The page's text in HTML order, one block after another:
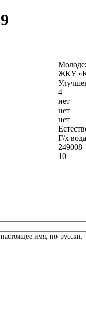
ЖКУ
4
нет
нет
нет
Г/х вода
249008
10
имя, по-русски.